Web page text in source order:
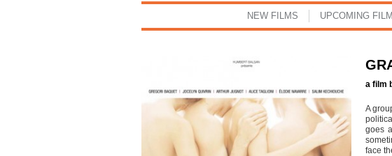
NEW FILMS UPCOMING
a film
A
goes
face